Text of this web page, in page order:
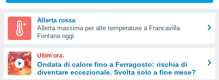
di
Web
le
Allerta rossa
Allerta massima per alte temperature a Francavilla
Fontana oggi
Ultim'ora.
Ondata di calore fino a Ferragosto: rischia di
diventare eccezionale. Svolta solo a fine mese?